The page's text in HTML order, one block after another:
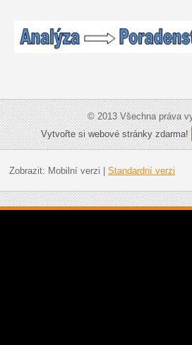
© 2013 Všechna práva
Vytvořte si webové stránky zdarma!
Zobrazit: Mobilní verzi Standardní verzi